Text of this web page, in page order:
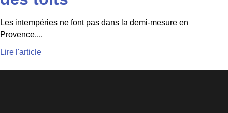
Les intempéries ne font pas dans la demi-mesure en
Provence....
Lire l'article